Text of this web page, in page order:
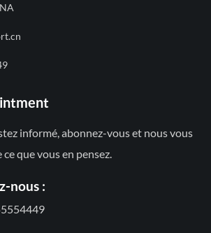
informé, abonnez-vous et nous vous
que vous en pensez.
nous :